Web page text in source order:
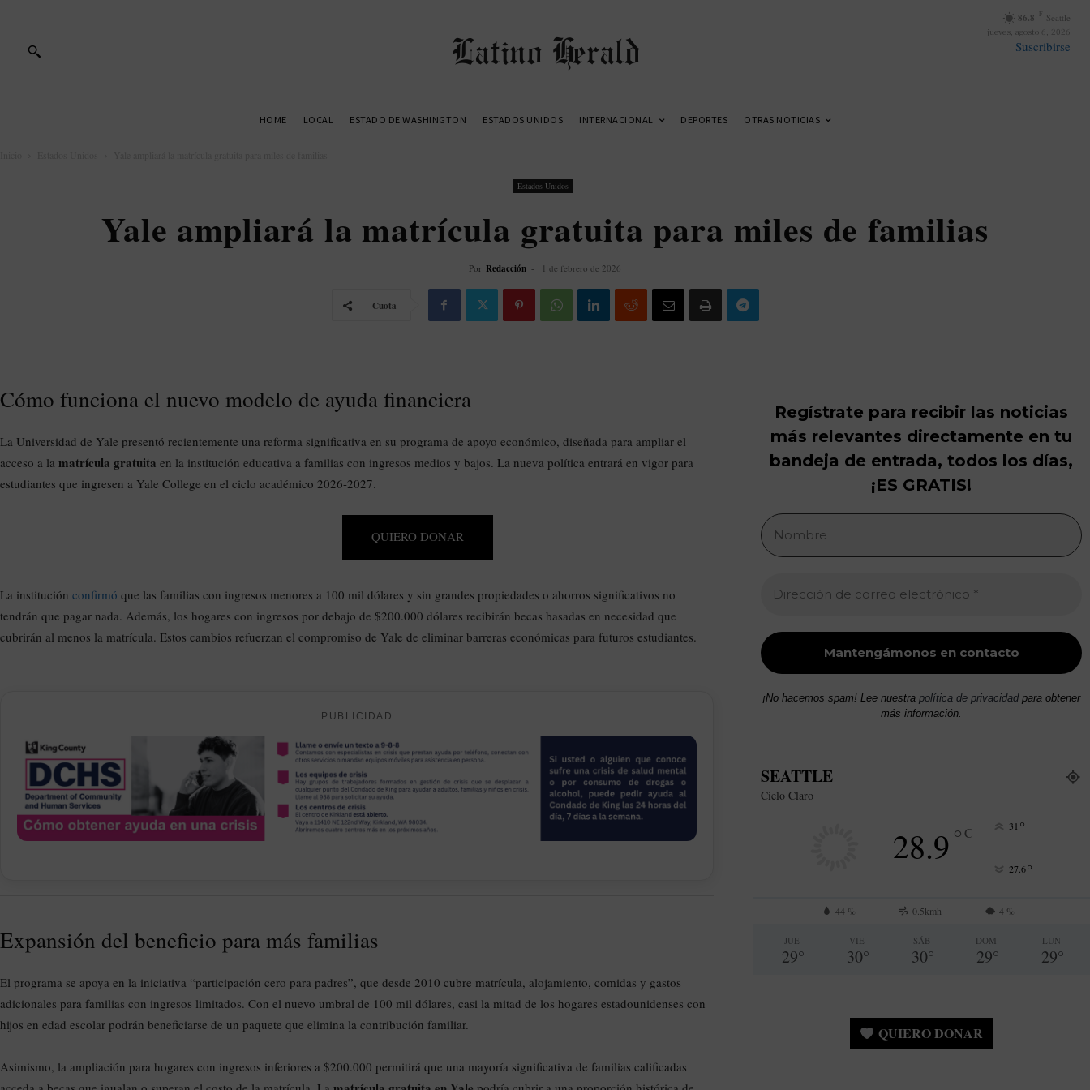
Latino Herald
86.8 F
Seattle
jueves, agosto 6, 2026
Suscribirse
HOME LOCAL ESTADO DE WASHINGTON ESTADOS UNIDOS INTERNACIONAL DEPORTES OTRAS NOTICIAS
Estados Unidos
Yale ampliará la matrícula gratuita para miles de familias
Por Redacción - 1 de febrero de 2026
Cuota
Cómo funciona el nuevo modelo de ayuda financiera
La Universidad de Yale presentó recientemente una reforma significativa en su programa de apoyo económico, diseñada para ampliar el
acceso a la matrícula gratuita en la institución educativa a familias con ingresos medios y bajos. La nueva política entrará en vigor para
estudiantes que ingresen a Yale College en el ciclo académico 2026-2027.
QUIERO DONAR
La institución confirmó que las familias con ingresos menores a 100 mil dólares y sin grandes propiedades o ahorros significativos no
tendrán que pagar nada. Además, los hogares con ingresos por debajo de $200.000 dólares recibirán becas basadas en necesidad que
cubrirán al menos la matrícula. Estos cambios refuerzan el compromiso de Yale de eliminar barreras económicas para futuros estudiantes.
PUBLICIDAD
Expansión del beneficio para más familias
El programa se apoya en la iniciativa “participación cero para padres”, que desde 2010 cubre matrícula, alojamiento, comidas y gastos
adicionales para familias con ingresos limitados. Con el nuevo umbral de 100 mil dólares, casi la mitad de los hogares estadounidenses con
hijos en edad escolar podrán beneficiarse de un paquete que elimina la contribución familiar.
Asimismo, la ampliación para hogares con ingresos inferiores a $200.000 permitirá que una mayoría significativa de familias calificadas
Regístrate para recibir las noticias
más relevantes directamente en tu
bandeja de entrada, todos los días,
¡ES GRATIS!
¡No hacemos spam! Lee nuestra política de privacidadpara obtener
más información.
SEATTLE
Cielo Claro
28.9°C 31 °
27.6°
44 % 0.5kmh 4 %
JUE
29°
VIE
30°
SÁB
30°
DOM
29°
LUN
29°
QUIERO DONAR